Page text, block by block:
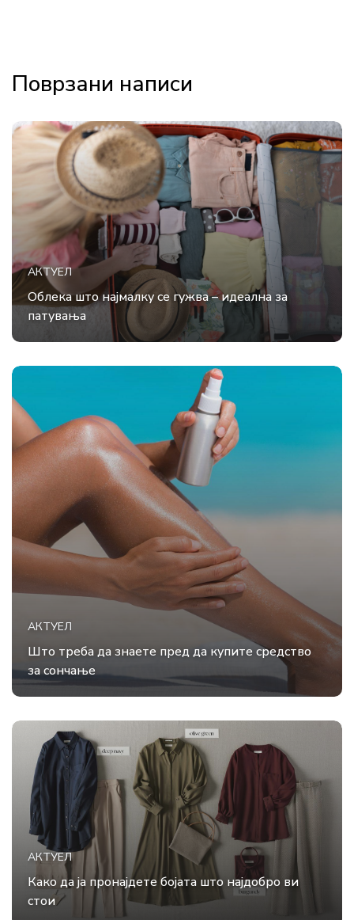
Поврзани написи
АКТУЕЛ
Облека што најмалку се гужва – идеална за
патувања
АКТУЕЛ
Што треба да знаете пред да купите средство
за сончање
АКТУЕЛ
Како да ја пронајдете бојата што најдобро ви
стои